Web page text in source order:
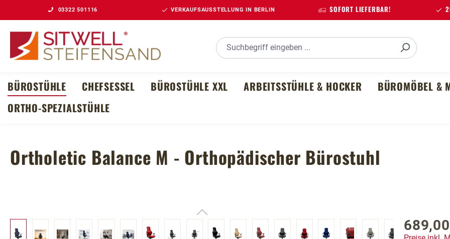
Hauptinhalt springen
Zur Suche springen
Zur Hauptnavigation springen
03322 501116 VERKAUFSAUSSTELLUNG IN BERLIN SOFORT LIEFERBAR!
BÜROSTÜHLE CHEFSESSEL BÜROSTÜHLE XXL ARBEITSSTÜHLE & HOCKER BÜROMÖBEL &
ORTHO-SPEZIALSTÜHLE
Ortholetic Balance M - Orthopädischer Bürostuhl
Regulärer